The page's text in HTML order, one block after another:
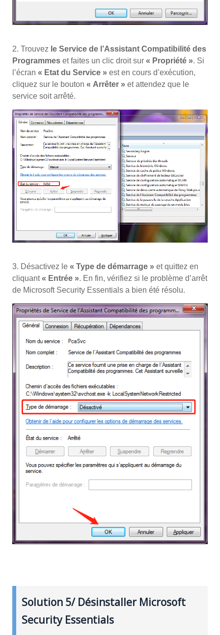
2. Trouvez le Service de l’Assistant Compatibilité des
Programmes et faites un clic droit sur « Propriété ». Si
l’écran « Etat du Service » est en cours d’exécution,
cliquez sur le bouton « Arrêter » et attendez que le
service soit arrêté.
3. Désactivez le « Type de démarrage » et quittez en
cliquant« Entrée ». En fin, vérifiez si le problème d’arrêt
de Microsoft Security Essentials a bien été résolu.
Solution 5/ Désinstaller Microsoft
Security Essentials